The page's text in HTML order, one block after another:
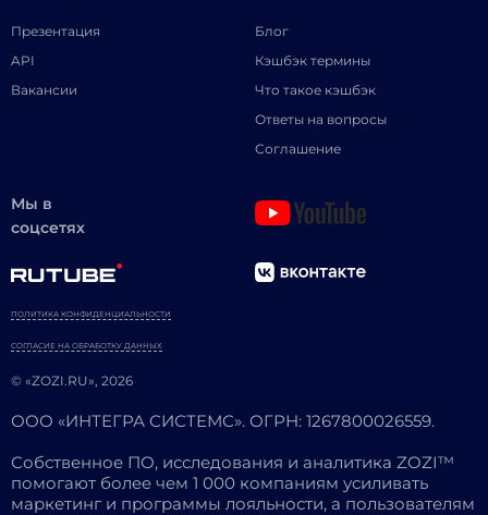
Презентация
API
Вакансии
Блог
Кэшбэк термины
Что такое кэшбэк
Ответы на вопросы
Соглашение
Мы в
соцсетях
© «ZOZI.RU», 2026
ПОЛИТИКА КОНФИДЕНЦИАЛЬНОСТИ
СОГЛАСИЕ НА ОБРАБОТКУ ДАННЫХ
ООО «ИНТЕГРА СИСТЕМС». ОГРН: 1267800026559.
Собственное ПО, исследования и аналитика ZOZI™
помогают более чем 1 000 компаниям усиливать
маркетинг и программы лояльности, а пользователям